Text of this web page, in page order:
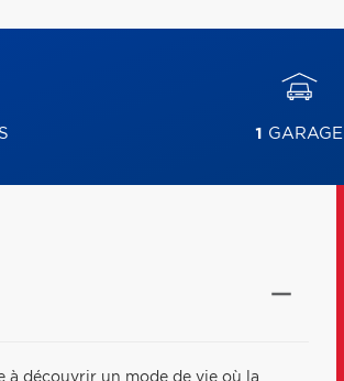
1 GARAGE
découvrir un mode de vie où la